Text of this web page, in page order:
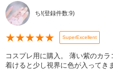
ち!(登録件数:9)
★★★★★ SuperExcellent
コスプレ用に購入。 薄い紫のカ
着けると少し視界に色が入ってき